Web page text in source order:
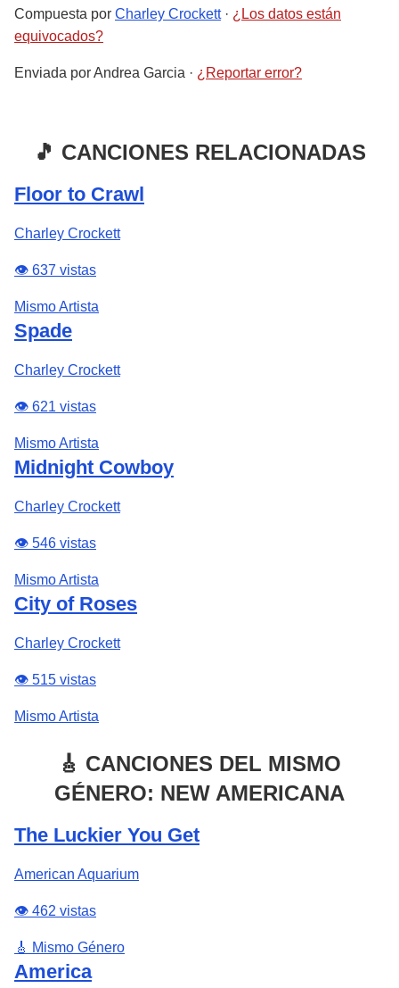
Compuesta por Charley Crockett· ¿Los datos están
equivocados?
Enviada porAndrea Garcia · ¿Reportar error?
🎵 CANCIONES RELACIONADAS
Floor to Crawl
Charley Crockett
👁️ 637 vistas
Mismo Artista
Spade
Charley Crockett
👁️ 621 vistas
Mismo Artista
Midnight Cowboy
Charley Crockett
👁️ 546 vistas
Mismo Artista
City of Roses
Charley Crockett
👁️ 515 vistas
Mismo Artista
🎸 CANCIONES DEL MISMO
GÉNERO: NEW AMERICANA
The Luckier You Get
American Aquarium
👁️ 462 vistas
🎸 Mismo Género
America